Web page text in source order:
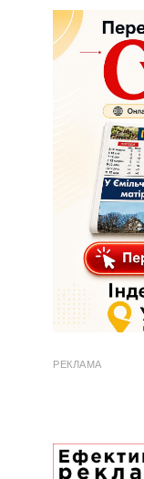
РЕКЛАМА